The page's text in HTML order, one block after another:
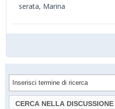
serata, Marina